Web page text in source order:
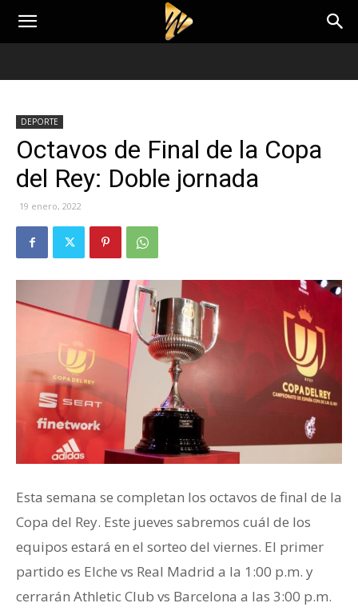
DEPORTE
Octavos de Final de la Copa
del Rey: Doble jornada
19 enero, 2022
Esta semana se completan los octavos de final de la
Copa del Rey. Este jueves sabremos cuál de los
equipos estará en el sorteo del viernes. El primer
partido es Elche vs Real Madrid a la 1:00 p.m. y
cerrarán Athletic Club vs Barcelona a las 3:00 p.m.